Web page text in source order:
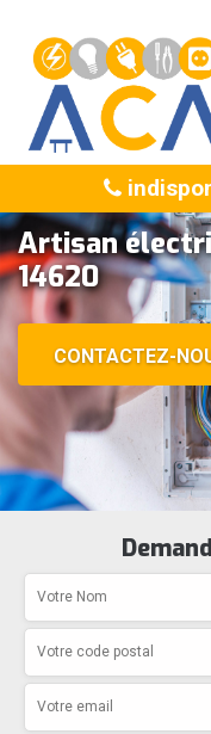
Artisan
14620
CONTACTEZ-